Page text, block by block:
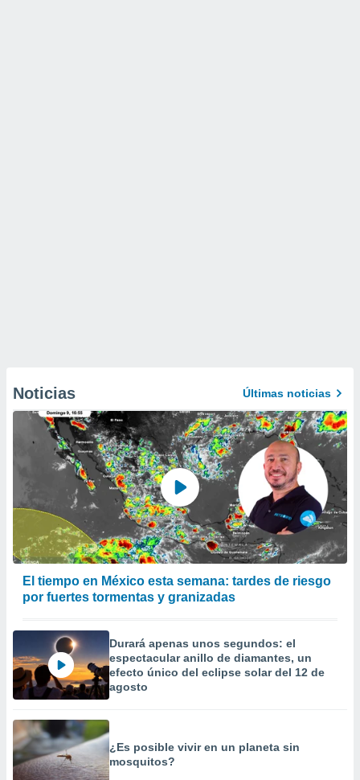
Noticias Últimas noticias
El tiempo en México esta semana: tardes de riesgo
por fuertes tormentas y granizadas
Durará apenas unos segundos: el
espectacular anillo de diamantes, un
efecto único del eclipse solar del 12 de
agosto
¿Es posible vivir en un planeta sin
mosquitos?